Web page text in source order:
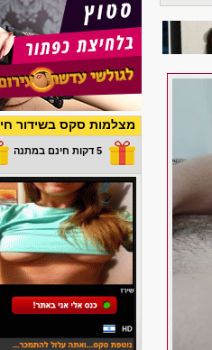
מצלמות סקס בשידור חי
5 דקות חינם במתנה